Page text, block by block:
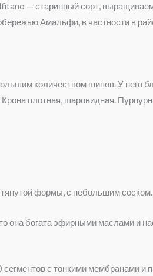
— старинный сорт,
Амальфи, в частности в
количеством шипов. У него
Крона плотная, шаровидная.
формы, с небольшим соском.
она богата эфирными маслами и
с тонкими мембранами и